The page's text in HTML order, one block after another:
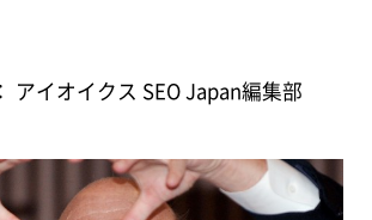
アイオイクス SEO Japan編集部